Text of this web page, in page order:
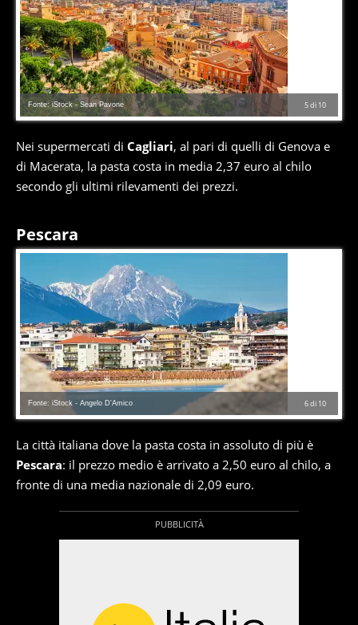
5di 10
Fonte: iStock - Sean Pavone
Nei supermercati di Cagliari, al pari di quelli di Genova e
di Macerata, la pasta costa in media 2,37 euro al chilo
secondo gli ultimi rilevamenti dei prezzi.
Pescara
6di 10
Fonte: iStock - Angelo D'Amico
La città italiana dove la pasta costa in assoluto di più è
Pescara: il prezzo medio è arrivato a 2,50 euro al chilo, a
fronte di una media nazionale di 2,09 euro.